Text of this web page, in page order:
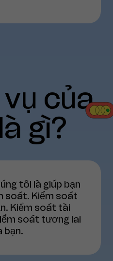
vụ của
là gì?
tôi là giúp bạn
soát. Kiểm soát
Kiểm soát tài
soát tương lai
bạn.